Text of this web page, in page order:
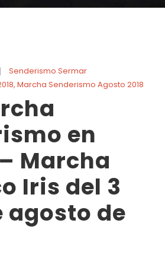
Senderismo Sermar
, Marcha Senderismo Agosto 2018
en
Marcha
Iris del 3
agosto de